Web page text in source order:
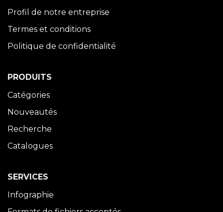
Profil de notre entreprise
Termes et conditions
Politique de confidentialité
PRODUITS
Catégories
Nouveautés
Recherche
Catalogues
SERVICES
Infographie